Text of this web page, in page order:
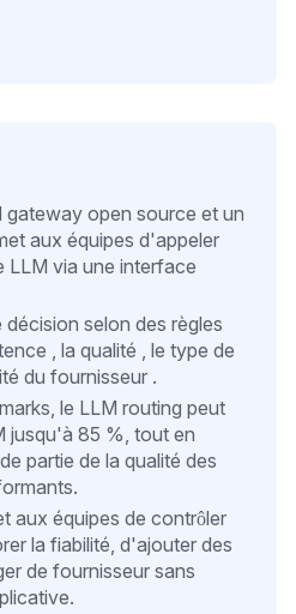
gateway open source et un
aux équipes d'appeler
LLM via une interface
selon des règles
, la qualité , le type de
du fournisseur .
le LLM routing peut
jusqu'à 85 %, tout en
partie de la qualité des
aux équipes de contrôler
la fiabilité, d'ajouter des
de fournisseur sans